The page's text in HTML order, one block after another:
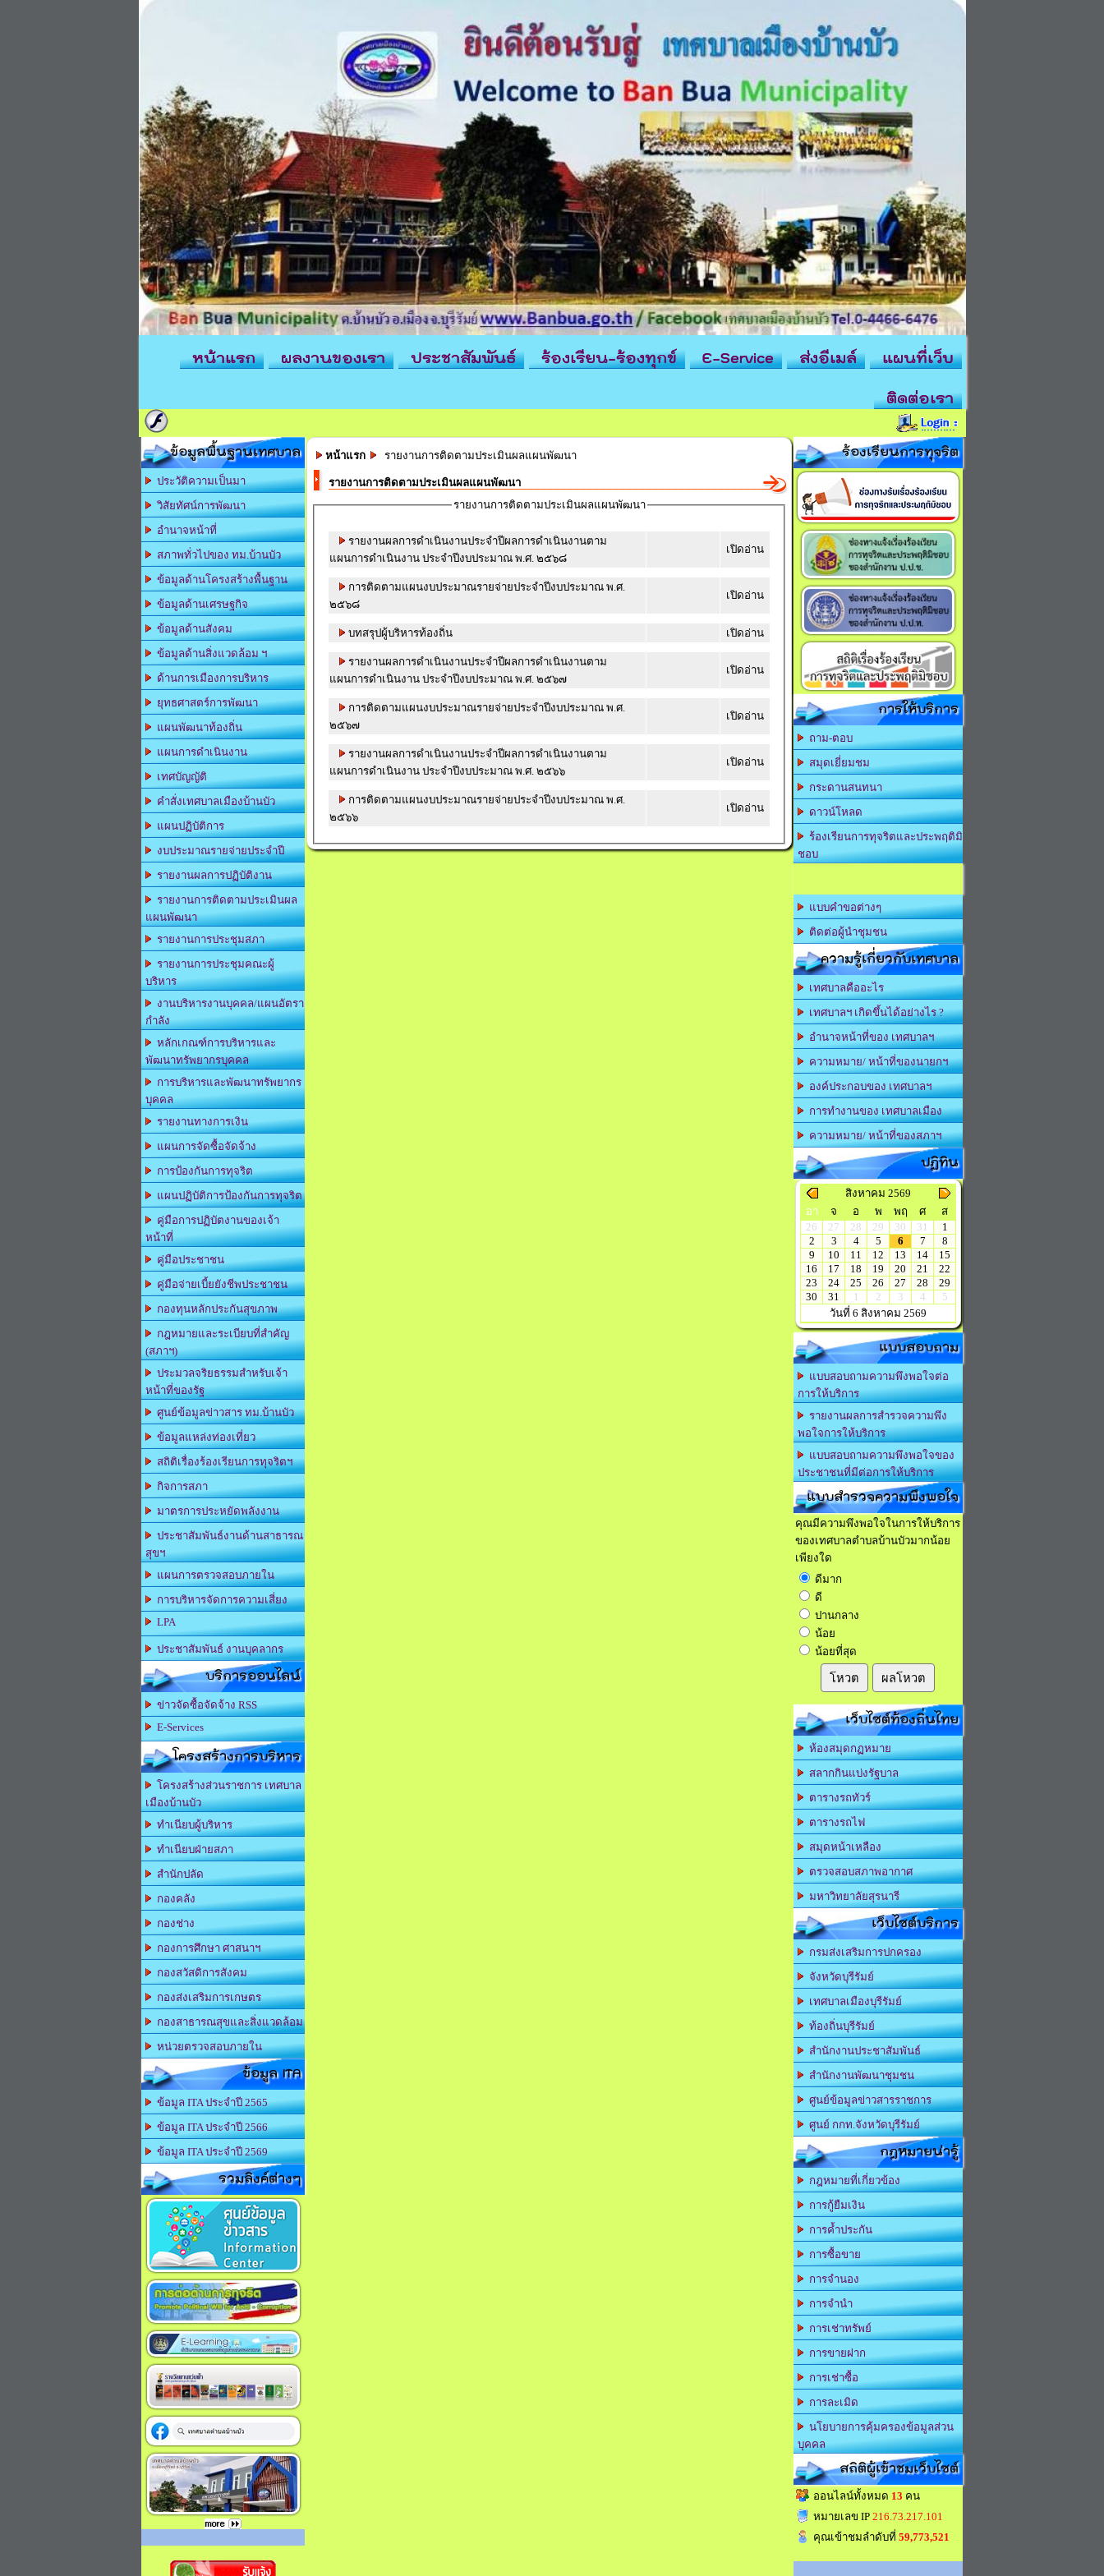
หน้าแรก ผลงานของเรา ประชาสัมพันธ์ ร้องเรียน-ร้องทุกข์ E-Service ส่งอีเมล์
แผนที่เว็บ
ติดต่อเรา
ข้อมูลพื้นฐานเทศบาล
ประวัติความเป็นมา
วิสัยทัศน์การพัฒนา
อำนาจหน้าที่
สภาพทั่วไปของ ทม.บ้านบัว
ข้อมูลด้านโครงสร้างพื้นฐาน
ข้อมูลด้านเศรษฐกิจ
ข้อมูลด้านสังคม
ข้อมูลด้านสิ่งแวดล้อม ฯ
ด้านการเมืองการบริหาร
ยุทธศาสตร์การพัฒนา
แผนพัฒนาท้องถิ่น
แผนการดำเนินงาน
เทศบัญญัติ
คำสั่งเทศบาลเมืองบ้านบัว
แผนปฏิบัติการ
งบประมาณรายจ่ายประจำปี
รายงานผลการปฏิบัติงาน
รายงานการติดตามประเมินผล
แผนพัฒนา
รายงานการประชุมสภา
รายงานการประชุมคณะผู้
บริหาร
งานบริหารงานบุคคล/แผนอัตรา
กำลัง
หลักเกณฑ์การบริหารและ
พัฒนาทรัพยากรบุคคล
การบริหารและพัฒนาทรัพยากร
บุคคล
รายงานทางการเงิน
แผนการจัดซื้อจัดจ้าง
การป้องกันการทุจริต
แผนปฏิบัติการป้องกันการทุจริต
คู่มือการปฏิบัตงานของเจ้า
หน้าที่
คู่มือประชาชน
คู่มือจ่ายเบี้ยยังชีพประชาชน
กองทุนหลักประกันสุขภาพ
กฎหมายและระเบียบที่สำคัญ
(สภาฯ)
ประมวลจริยธรรมสำหรับเจ้า
หน้าที่ของรัฐ
ศูนย์ข้อมูลข่าวสาร ทม.บ้านบัว
ข้อมูลแหล่งท่องเที่ยว
สถิติเรื่องร้องเรียนการทุจริตฯ
กิจการสภา
มาตรการประหยัดพลังงาน
ประชาสัมพันธ์งานด้านสาธารณ
สุขฯ
แผนการตรวจสอบภายใน
การบริหารจัดการความเสี่ยง
LPA
ประชาสัมพันธ์ งานบุคลากร
บริการออนไลน์
ข่าวจัดซื้อจัดจ้าง RSS
E-Services
โครงสร้างการบริหาร
โครงสร้างส่วนราชการ เทศบาล
เมืองบ้านบัว
ทำเนียบผู้บริหาร
ทำเนียบฝ่ายสภา
สำนักปลัด
กองคลัง
กองช่าง
กองการศึกษา ศาสนาฯ
กองสวัสดิการสังคม
กองส่งเสริมการเกษตร
กองสาธารณสุขและสิ่งแวดล้อม
หน่วยตรวจสอบภายใน
ข้อมูล ITA
ข้อมูล ITA ประจำปี 2565
ข้อมูล ITA ประจำปี 2566
ข้อมูล ITA ประจำปี 2569
รวมลิงค์ต่างๆ
หน้าแรก รายงานการติดตามประเมินผลแผนพัฒนา
รายงานการติดตามประเมินผลแผนพัฒนา
รายงานการติดตามประเมินผลแผนพัฒนา
รายงานผลการดำเนินงานประจำปีผลการดำเนินงานตาม
แผนการดำเนินงาน ประจำปีงบประมาณ พ.ศ. ๒๕๖๘
เปิดอ่าน
การติดตามแผนงบประมาณรายจ่ายประจำปีงบประมาณ พ.ศ.
๒๕๖๘
เปิดอ่าน
บทสรุปผู้บริหารท้องถิ่น เปิดอ่าน
รายงานผลการดำเนินงานประจำปีผลการดำเนินงานตาม
แผนการดำเนินงาน ประจำปีงบประมาณ พ.ศ. ๒๕๖๗
เปิดอ่าน
การติดตามแผนงบประมาณรายจ่ายประจำปีงบประมาณ พ.ศ.
๒๕๖๗
เปิดอ่าน
รายงานผลการดำเนินงานประจำปีผลการดำเนินงานตาม
แผนการดำเนินงาน ประจำปีงบประมาณ พ.ศ. ๒๕๖๖
เปิดอ่าน
การติดตามแผนงบประมาณรายจ่ายประจำปีงบประมาณ พ.ศ.
๒๕๖๖
เปิดอ่าน
ร้องเรียนการทุจริต
การให้บริการ
ถาม-ตอบ
สมุดเยี่ยมชม
กระดานสนทนา
ดาวน์โหลด
ร้องเรียนการทุจริตและประพฤติมิ
ชอบ
แบบคำขอต่างๆ
ติดต่อผู้นำชุมชน
ความรู้เกี่ยวกับเทศบาล
เทศบาลคืออะไร
เทศบาลฯ เกิดขึ้นได้อย่างไร ?
อำนาจหน้าที่ของ เทศบาลฯ
ความหมาย/ หน้าที่ของนายกฯ
องค์ประกอบของ เทศบาลฯ
การทำงานของ เทศบาลเมือง
ความหมาย/ หน้าที่ของสภาฯ
ปฏิทิน
สิงหาคม 2569
อา
จ อ พ พฤ ศ
ส
26
27 28 29 30 31
1
2
3 4 5 6 7
8
9
10 11 12 13 14
15
16
17 18 19 20 21
22
23
24 25 26 27 28
29
30
31 1 2 3 4
5
วันที่ 6 สิงหาคม 2569
แบบสอบถาม
แบบสอบถามความพึงพอใจต่อ
การให้บริการ
รายงานผลการสำรวจความพึง
พอใจการให้บริการ
แบบสอบถามความพึงพอใจของ
ประชาชนที่มีต่อการให้บริการ
แบบสำรวจความพึงพอใจ
คุณมีความพึงพอใจในการให้บริการ
ของเทศบาลตำบลบ้านบัวมากน้อย
เพียงใด
ดีมาก
ดี
ปานกลาง
น้อย
น้อยที่สุด
โหวต ผลโหวต
เว็บไซต์ท้องถิ่นไทย
ห้องสมุดกฏหมาย
สลากกินแบ่งรัฐบาล
ตารางรถทัวร์
ตารางรถไฟ
สมุดหน้าเหลือง
ตรวจสอบสภาพอากาศ
มหาวิทยาลัยสุรนารี
เว็บไซต์บริการ
กรมส่งเสริมการปกครอง
จังหวัดบุรีรัมย์
เทศบาลเมืองบุรีรัมย์
ท้องถิ่นบุรีรัมย์
สำนักงานประชาสัมพันธ์
สำนักงานพัฒนาชุมชน
ศูนย์ข้อมูลข่าวสารราชการ
ศูนย์ กกท.จังหวัดบุรีรัมย์
กฎหมายน่ารู้
กฎหมายที่เกี่ยวข้อง
การกู้ยืมเงิน
การค้ำประกัน
การซื้อขาย
การจำนอง
การจำนำ
การเช่าทรัพย์
การขายฝาก
การเช่าซื้อ
การละเมิด
นโยบายการคุ้มครองข้อมูลส่วน
บุคคล
สถิติผู้เข้าชมเว็บไซต์
ออนไลน์ทั้งหมด 13 คน
หมายเลข IP 216.73.217.101
คุณเข้าชมลำดับที่ 59,773,521